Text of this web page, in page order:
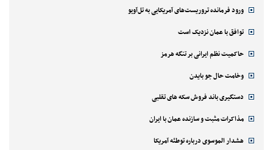
ورود فرمانده تروریست‌های آمریکایی به تل‌آویو
توافق با عمان نزدیک است
حاکمیت نظم ایرانی بر تنگه هرمز
وخامت حال جو بایدن
دستگیری باند فروش سکه های تقلبی
مذاکرات مثبت و سازنده عمان با ایران
هشدار الموسوی درباره توطئه آمریکا